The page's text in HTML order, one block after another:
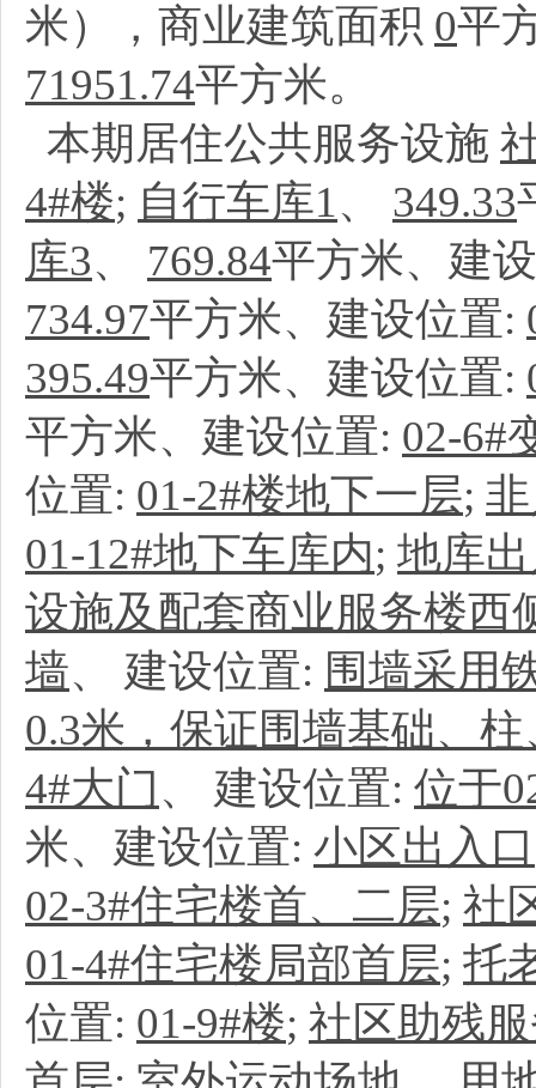
米），商业建筑面积 0平
71951.74平方米。
本期居住公共服务设施
4#楼; 自行车库1、 349.33
库3、 769.84平方米、建
734.97平方米、建设位置:
395.49平方米、建设位置:
平方米、建设位置: 02-6#
位置: 01-2#楼地下一层;
01-12#地下车库内; 地库
设施及配套商业服务楼西
墙、 建设位置: 围墙采用
0.3米，保证围墙基础、柱
4#大门 、 建设位置: 位于
米、建设位置: 小区出入口
02-3#住宅楼首、二层; 社
01-4#住宅楼局部首层; 托
位置: 01-9#楼; 社区助残